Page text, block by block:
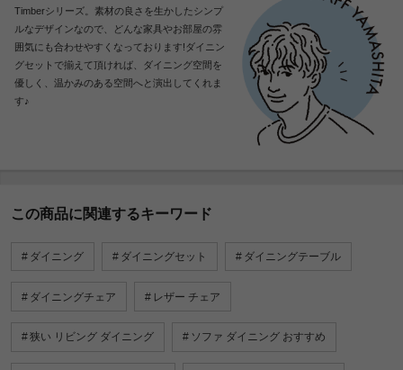
Timberシリーズ。素材の良さを生かしたシンプ
ルなデザインなので、どんな家具やお部屋の雰
囲気にも合わせやすくなっております!ダイニン
グセットで揃えて頂ければ、ダイニング空間を
優しく、温かみのある空間へと演出してくれま
す♪
この商品に関連するキーワード
ダイニング ダイニングセット ダイニングテーブル
ダイニングチェア レザー チェア
狭い リビング ダイニング ソファ ダイニング おすすめ